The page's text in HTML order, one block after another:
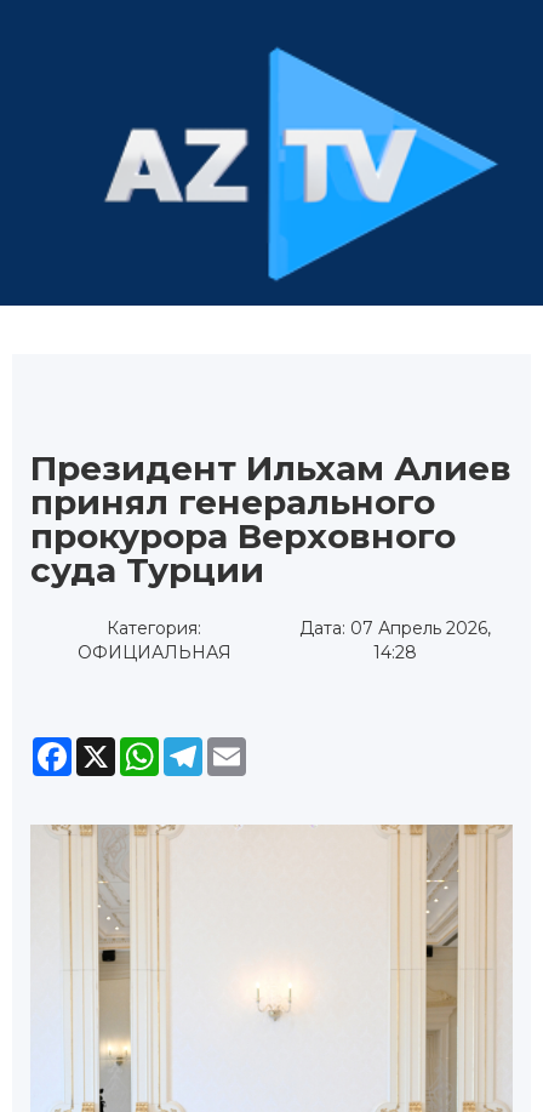
Президент Ильхам Алиев
принял генерального
прокурора Верховного
суда Турции
Категория:
ОФИЦИАЛЬНАЯ
Дата: 07 Апрель 2026,
14:28
Facebook
X WhatsApp
Telegram